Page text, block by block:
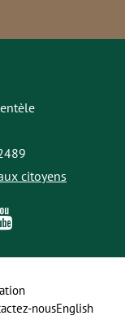
citoyens
to
our
nousEnglish